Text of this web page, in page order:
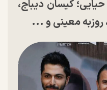
کیسان دیباج،
روزبه معینی و ...